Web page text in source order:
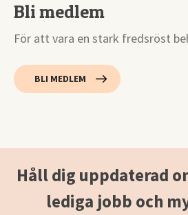
Bli medlem
För att vara en stark fredsröst
BLI MEDLEM
Håll dig uppdaterad
lediga jobb och